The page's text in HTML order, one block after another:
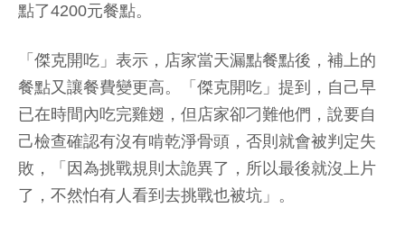
點了4200元餐點。
「傑克開吃」表示，店家當天漏點餐點後，補上的
餐點又讓餐費變更高。「傑克開吃」提到，自己早
已在時間內吃完雞翅，但店家卻刁難他們，說要自
己檢查確認有沒有啃乾淨骨頭，否則就會被判定失
敗，「因為挑戰規則太詭異了，所以最後就沒上片
了，不然怕有人看到去挑戰也被坑」。